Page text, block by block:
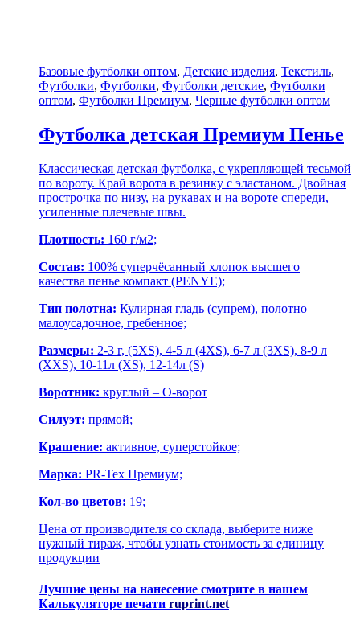
Базовые футболки оптом, Детские изделия, Текстиль,
Футболки, Футболки, Футболки детские, Футболки
оптом, Футболки Премиум, Черные футболки оптом
Футболка детская Премиум Пенье
Классическая детская футболка, с укрепляющей тесьмой
по вороту. Край ворота в резинку с эластаном. Двойная
прострочка по низу, на рукавах и на вороте спереди,
усиленные плечевые швы.
Плотность: 160 г/м2;
Состав: 100% суперчёсанный хлопок высшего
качества пенье компакт (PENYE);
Тип полотна: Кулирная гладь (супрем), полотно
малоусадочное, гребенное;
Размеры: 2-3 г, (5XS), 4-5 л (4XS), 6-7 л (3XS), 8-9 л
(XXS), 10-11л (XS), 12-14л (S)
Воротник: круглый – О-ворот
Силуэт: прямой;
Крашение: активное, суперстойкое;
Марка: PR-Tex Премиум;
Кол-во цветов: 19;
Цена от производителя со склада, выберите ниже
нужный тираж, чтобы узнать стоимость за единицу
продукции
Лучшие цены на нанесение смотрите в нашем
Калькуляторе печати ruprint.net